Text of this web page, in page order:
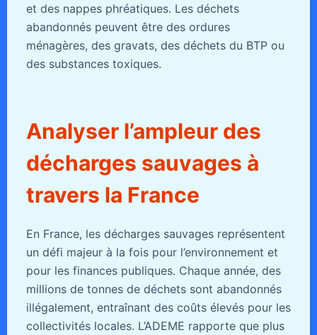
et des nappes phréatiques. Les déchets
abandonnés peuvent être des ordures
ménagères, des gravats, des déchets du BTP ou
des substances toxiques.
Analyser l’ampleur des
décharges sauvages à
travers la France
En France, les décharges sauvages représentent
un défi majeur à la fois pour l’environnement et
pour les finances publiques. Chaque année, des
millions de tonnes de déchets sont abandonnés
illégalement, entraînant des coûts élevés pour les
collectivités locales. L’ADEME rapporte que plus